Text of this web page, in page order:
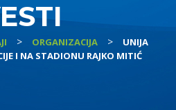
> ORGANIZACIJA >
UNIJA
I NA STADIONU RAJKO MITIĆ